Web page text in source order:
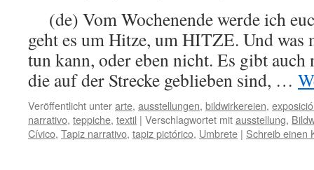
(de) Vom Wochenende werde ich
geht es um Hitze, um HITZE. Und was
tun kann, oder eben nicht. Es gibt auch
die auf der Strecke geblieben sind, …
Veröffentlicht unterarte, ausstellungen, bildwirkereien,
narrativo, teppiche, textil | Verschlagwortet mitausstellung,
Cívico, Tapiz narrativo, tapiz pictórico, Umbrete | Schreib einen